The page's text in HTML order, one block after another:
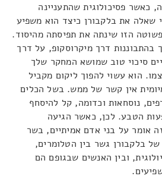
כאשר פסיכולוגית שהתעניינה
שאלה את בלקבורן כיצד הוא משפיע
הזו שינתה את תפיסתה מהיסוד.
דרך מיקרוסקופ, על דרך
סיכוי טוב שמושא המחקר שלך
הוא עשוי להפוך ליקום מקביל
אין קשר של ממש. בשל הכלים
נוסחאות וכדומה, קל להיסחף
הטבע. לכן, כאשר הגיעה
אומר על בני אדם אמיתיים, בשר
בלקבורן גשר בין הטלומרים,
ובין האנשים שבגופם הם